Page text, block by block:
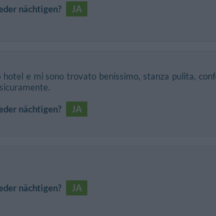
nächtigen?
JA
e mi sono trovato benissimo, stanza pulita,
nächtigen?
JA
nächtigen? JA